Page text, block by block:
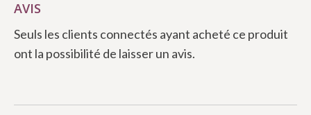
AVIS
Seuls les clients connectés ayant acheté ce produit
ont la possibilité de laisser un avis.